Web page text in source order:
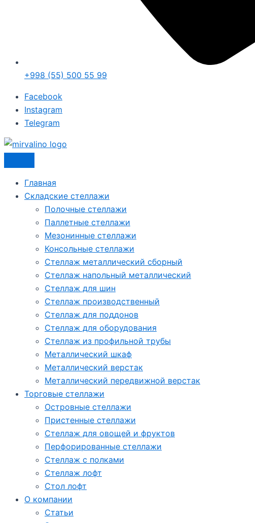
+998 (55) 500 55 99
Facebook
Instagram
Telegram
Главная
Складские стеллажи
Полочные стеллажи
Паллетные стеллажи
Мезонинные стеллажи
Консольные стеллажи
Стеллаж металлический сборный
Стеллаж напольный металлический
Стеллаж для шин
Стеллаж производственный
Стеллаж для поддонов
Стеллаж для оборудования
Стеллаж из профильной трубы
Металлический шкаф
Металлический верстак
Металлический передвижной верстак
Торговые стеллажи
Островные стеллажи
Пристенные стеллажи
Стеллаж для овощей и фруктов
Перфорированные стеллажи
Стеллаж с полками
Стеллаж лофт
Стол лофт
О компании
Статьи